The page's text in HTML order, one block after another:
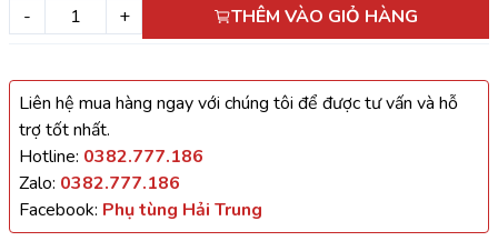
- + THÊM VÀO GIỎ HÀNG
Liên hệ mua hàng ngay với chúng tôi để được tư vấn và hỗ
trợ tốt nhất.
Hotline: 0382.777.186
Zalo: 0382.777.186
Facebook: Phụ tùng Hải Trung